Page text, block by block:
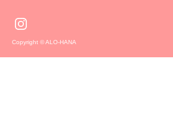
Copyright © ALO-HANA